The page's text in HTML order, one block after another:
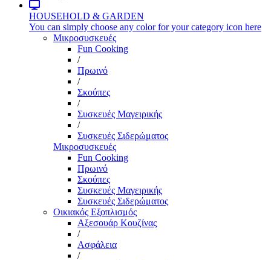
HOUSEHOLD & GARDEN
You can simply choose any color for your category icon here
Μικροσυσκευές
Fun Cooking
/
Πρωινό
/
Σκούπες
/
Συσκευές Μαγειρικής
/
Συσκευές Σιδερώματος
Μικροσυσκευές
Fun Cooking
Πρωινό
Σκούπες
Συσκευές Μαγειρικής
Συσκευές Σιδερώματος
Οικιακός Εξοπλισμός
Αξεσουάρ Κουζίνας
/
Ασφάλεια
/